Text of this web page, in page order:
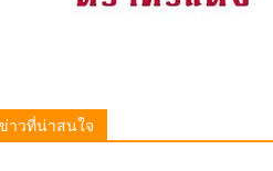
าวที่น่าสนใจ